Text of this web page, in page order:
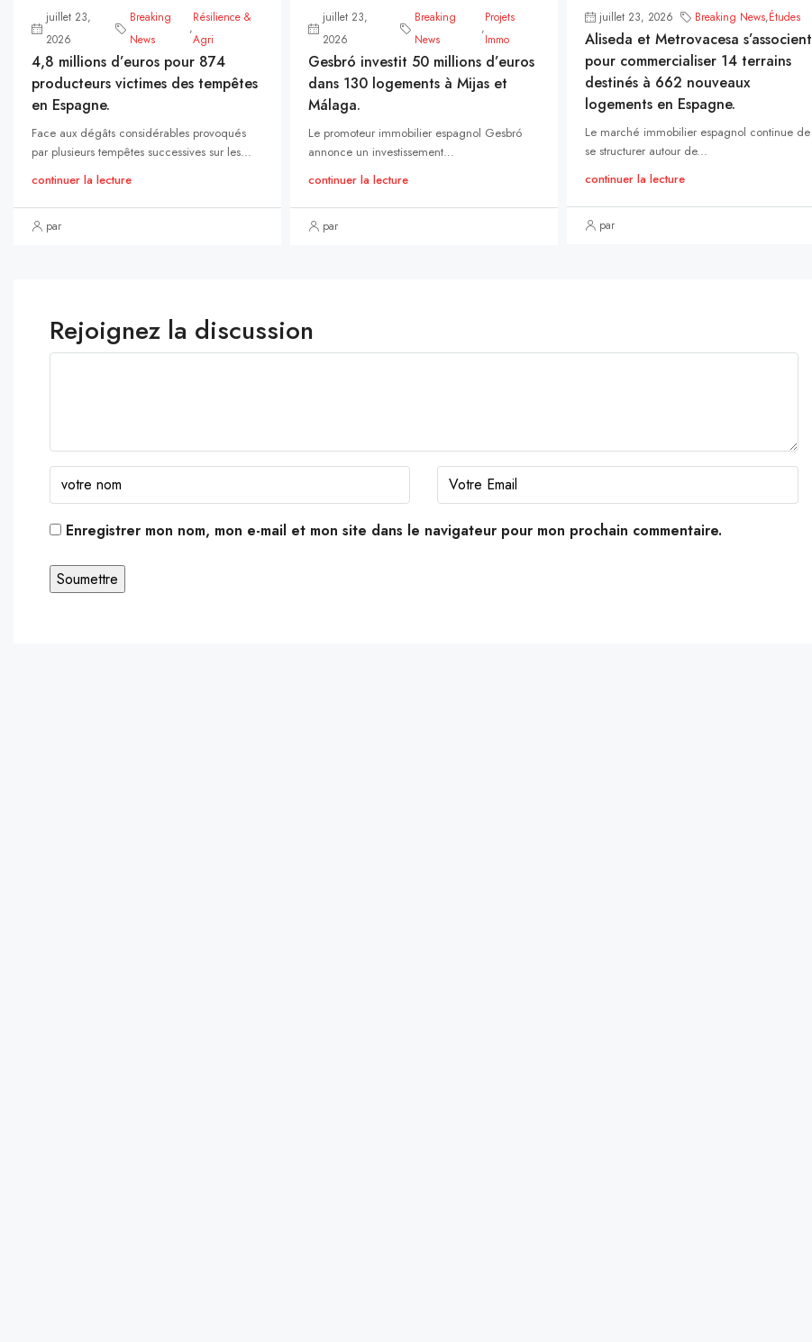
juillet 23,
2026
Breaking
News
,
Résilience &
Agri
4,8 millions d’euros pour 874
producteurs victimes des tempêtes
en Espagne.
Face aux dégâts considérables provoqués
par plusieurs tempêtes successives sur les...
continuer la lecture
par
juillet 23,
2026
Breaking
News
,
Projets
Immo
Gesbró investit 50 millions d’euros
dans 130 logements à Mijas et
Málaga.
Le promoteur immobilier espagnol Gesbró
annonce un investissement...
continuer la lecture
par
juillet 23, 2026 Breaking News,Études
Aliseda et Metrovacesa s’associent
pour commercialiser 14 terrains
destinés à 662 nouveaux
logements en Espagne.
Le marché immobilier espagnol continue de
se structurer autour de...
continuer la lecture
par
Rejoignez la discussion
Enregistrer mon nom, mon e-mail et mon site dans le navigateur pour mon prochain commentaire.